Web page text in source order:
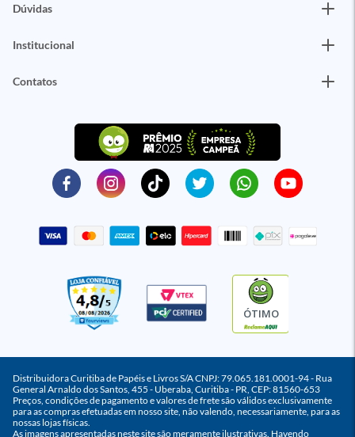
Dúvidas
Institucional
Contatos
ÓTIMO
Distribuidora Curitiba de Papéis e Livros S/A CNPJ: 79.065.181.0001-94 - Rua
General Arnaldo dos Santos, 455 - Uberaba, Curitiba - PR, CEP: 81560-653
Preços, condições de pagamento e valores de frete são válidos exclusivamente
para as compras efetuadas em nosso site, não valendo, necessariamente, para as
nossas lojas físicas.
As imagens apresentadas neste site são meramente ilustrativas. Havendo